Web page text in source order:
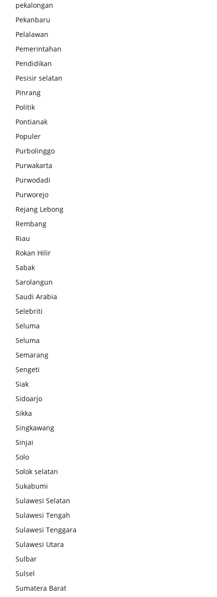
pekalongan
Pekanbaru
Pelalawan
Pemerintahan
Pendidikan
Pesisir selatan
Pinrang
Politik
Pontianak
Populer
Purbolinggo
Purwakarta
Purwodadi
Purworejo
Rejang Lebong
Rembang
Riau
Rokan Hilir
Sabak
Sarolangun
Saudi Arabia
Selebriti
Seluma
Seluma
Semarang
Sengeti
Siak
Sidoarjo
Sikka
Singkawang
Sinjai
Solo
Solok selatan
Sukabumi
Sulawesi Selatan
Sulawesi Tengah
Sulawesi Tenggara
Sulawesi Utara
Sulbar
Sulsel
Sumatera Barat